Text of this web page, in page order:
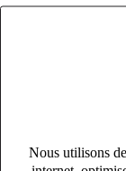
Nous utilisons